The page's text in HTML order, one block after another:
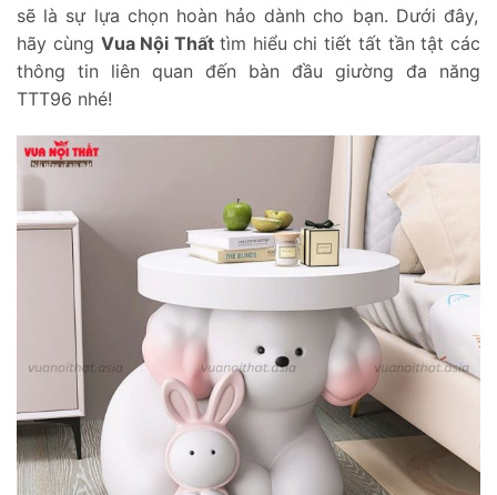
sẽ là sự lựa chọn hoàn hảo dành cho bạn. Dưới đây,
hãy cùng Vua Nội Thất tìm hiểu chi tiết tất tần tật các
thông tin liên quan đến bàn đầu giường đa năng
TTT96 nhé!